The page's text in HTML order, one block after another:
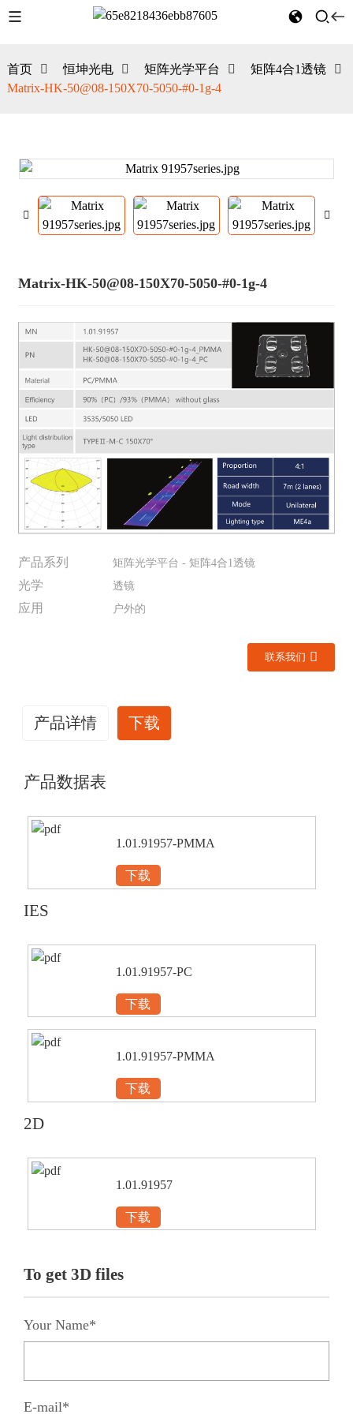
首页 恒坤光电 矩阵光学平台
矩阵4合1透镜
Matrix-HK-50@08-150X70-5050-#0-1g-4
Matrix-HK-50@08-150X70-5050-#0-1g-4
产品系列 矩阵光学平台 - 矩阵4合1透镜
光学 透镜
应用 户外的
联系我们
产品详情 下载
产品数据表
1.01.91957-PMMA
下载
IES
1.01.91957-PC
下载
1.01.91957-PMMA
下载
2D
1.01.91957
下载
To get 3D files
Your Name*
E-mail*